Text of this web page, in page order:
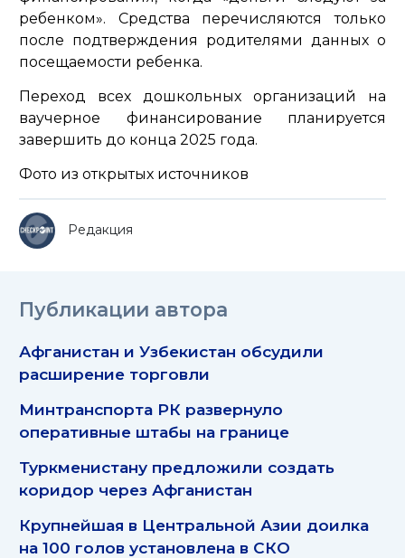
ребенком». Средства перечисляются только
после подтверждения родителями данных о
посещаемости ребенка.
Переход всех дошкольных организаций на
ваучерное финансирование планируется
завершить до конца 2025 года.
Фото из открытых источников
Редакция
Публикации автора
Афганистан и Узбекистан обсудили
расширение торговли
Минтранспорта РК развернуло
оперативные штабы на границе
Туркменистану предложили создать
коридор через Афганистан
Крупнейшая в Центральной Азии доилка
на 100 голов установлена в СКО